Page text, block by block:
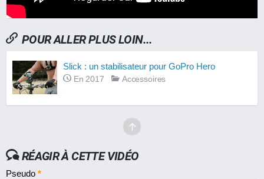
POUR ALLER PLUS LOIN...
Slick : un stabilisateur pour GoPro Hero
En 2017 Accessoires
RÉAGIR À CETTE VIDÉO
Pseudo *